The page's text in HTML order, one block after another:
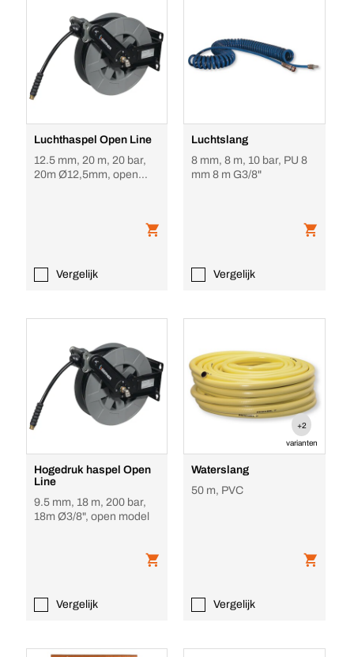
Luchthaspel Open Line
12.5 mm, 20 m, 20 bar,
20m Ø12,5mm, open
Vergelijk
Luchtslang
8 mm, 8 m, 10 bar, PU 8
mm 8 m G3/8"
Vergelijk
Hogedruk haspel Open
Line
9.5 mm, 18 m, 200 bar,
18m Ø3/8", open model
Vergelijk
+2
varianten
Waterslang
50 m, PVC
Vergelijk